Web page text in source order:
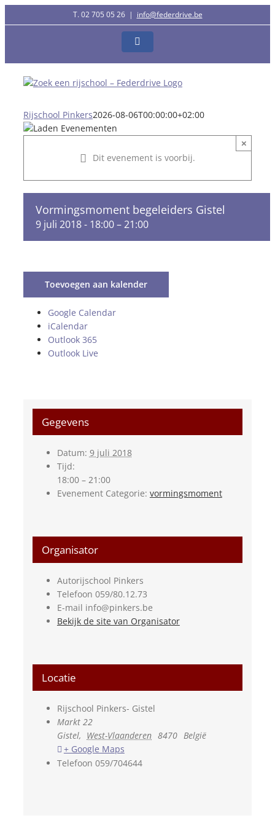
naar
T. 02 705 05 26 | info@federdrive.be
Facebook
Rijschool Pinkers2026-08-06T00:00:00+02:00
Dit evenement is voorbij.
×
Vormingsmoment begeleiders Gistel
9 juli 2018 - 18:00–21:00
Toevoegen aan kalender
Google Calendar
iCalendar
Outlook 365
Outlook Live
Gegevens
Datum: 9 juli 2018
Tijd:
18:00 – 21:00
Evenement Categorie: vormingsmoment
Organisator
Autorijschool Pinkers
Telefoon 059/80.12.73
E-mail info@pinkers.be
Bekijk de site van Organisator
Locatie
Rijschool Pinkers- Gistel
Markt 22
Gistel, West-Vlaanderen 8470 België
+ Google Maps
Telefoon 059/704644